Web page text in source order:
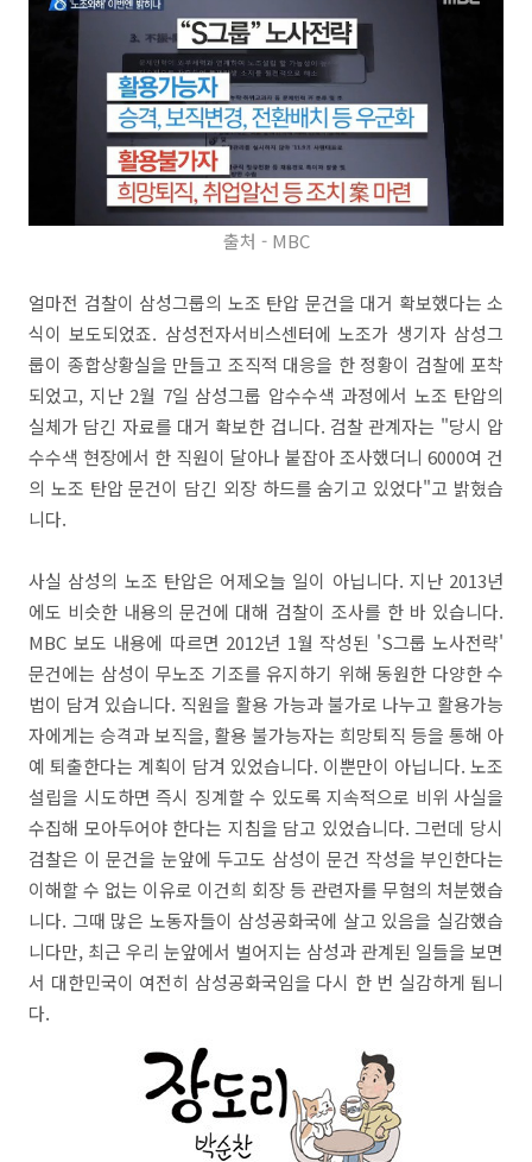
출처 - MBC
얼마전 검찰이 삼성그룹의 노조 탄압 문건을 대거 확보했다는 소
식이 보도되었죠. 삼성전자서비스센터에 노조가 생기자 삼성그
룹이 종합상황실을 만들고 조직적 대응을 한 정황이 검찰에 포착
되었고, 지난 2월 7일 삼성그룹 압수수색 과정에서 노조 탄압의
실체가 담긴 자료를 대거 확보한 겁니다. 검찰 관계자는 "당시 압
수수색 현장에서 한 직원이 달아나 붙잡아 조사했더니 6000여 건
의 노조 탄압 문건이 담긴 외장 하드를 숨기고 있었다"고 밝혔습
니다.
사실 삼성의 노조 탄압은 어제오늘 일이 아닙니다. 지난 2013년
에도 비슷한 내용의 문건에 대해 검찰이 조사를 한 바 있습니다.
MBC 보도 내용에 따르면 2012년 1월 작성된 'S그룹 노사전략'
문건에는 삼성이 무노조 기조를 유지하기 위해 동원한 다양한 수
법이 담겨 있습니다. 직원을 활용 가능과 불가로 나누고 활용가능
자에게는 승격과 보직을, 활용 불가능자는 희망퇴직 등을 통해 아
예 퇴출한다는 계획이 담겨 있었습니다. 이뿐만이 아닙니다. 노조
설립을 시도하면 즉시 징계할 수 있도록 지속적으로 비위 사실을
수집해 모아두어야 한다는 지침을 담고 있었습니다. 그런데 당시
검찰은 이 문건을 눈앞에 두고도 삼성이 문건 작성을 부인한다는
이해할 수 없는 이유로 이건희 회장 등 관련자를 무혐의 처분했습
니다. 그때 많은 노동자들이 삼성공화국에 살고 있음을 실감했습
니다만, 최근 우리 눈앞에서 벌어지는 삼성과 관계된 일들을 보면
서 대한민국이 여전히 삼성공화국임을 다시 한 번 실감하게 됩니
다.